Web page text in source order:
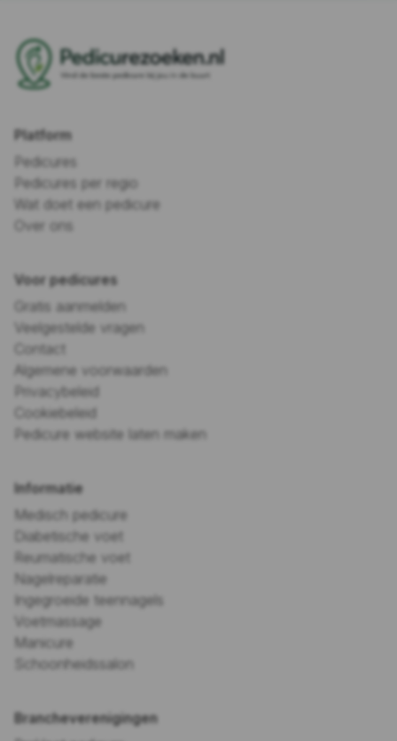
Platform
Pedicures
Pedicures per regio
Wat doet een pedicure
Over ons
Voor pedicures
Gratis aanmelden
Veelgestelde vragen
Contact
Algemene voorwaarden
Privacybeleid
Cookiebeleid
Pedicure website laten maken
Informatie
Medisch pedicure
Diabetische voet
Reumatische voet
Nagelreparatie
Ingegroeide teennagels
Voetmassage
Manicure
Schoonheidssalon
Brancheverenigingen